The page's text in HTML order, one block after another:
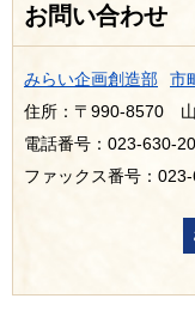
お問い合わせ
みらい企画創造部
市
住所：〒990-8570
電話番号：023-630-
ファックス番号：